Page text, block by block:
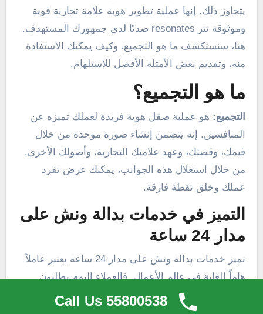
يتجاوز ذلك. إنها عملية تطوير هوية علامة تجارية قوية
وموثوقة تتر resonates صدىًا لدى جمهورك المستهدف.
هنا، سنستكشف ما هو التجميع، وكيف يمكنك الاستفادة
منه، وتقديم بعض الأمثلة الأفضل للاستلهام.
ما هو التجميع؟
التجميع: هو عملية صقل هوية فريدة لعملك تميزه عن
المنافسين. إنه يتضمن إنشاء صورة موحدة من خلال
قيمك، وقصتك، وعهد علامتك التجارية، وأصولك الأخرى.
من خلال استغلال هذه الجوانب، يمكنك عرض تفرد
عملك وخلق نقطة فارقة.
التميز في خدمات بدالة ونش على
مدار 24 ساعة
تميز خدمات بدالة ونش على مدار 24 ساعة يعتبر عاملاً
هاماً للغاية في عالم الأعمال. فالعملاء اليوم يطلبون
خدمات أكثر مرونة وتوفرًا، ولذلك يعتبر توفير خدمات
Call Us 55800538